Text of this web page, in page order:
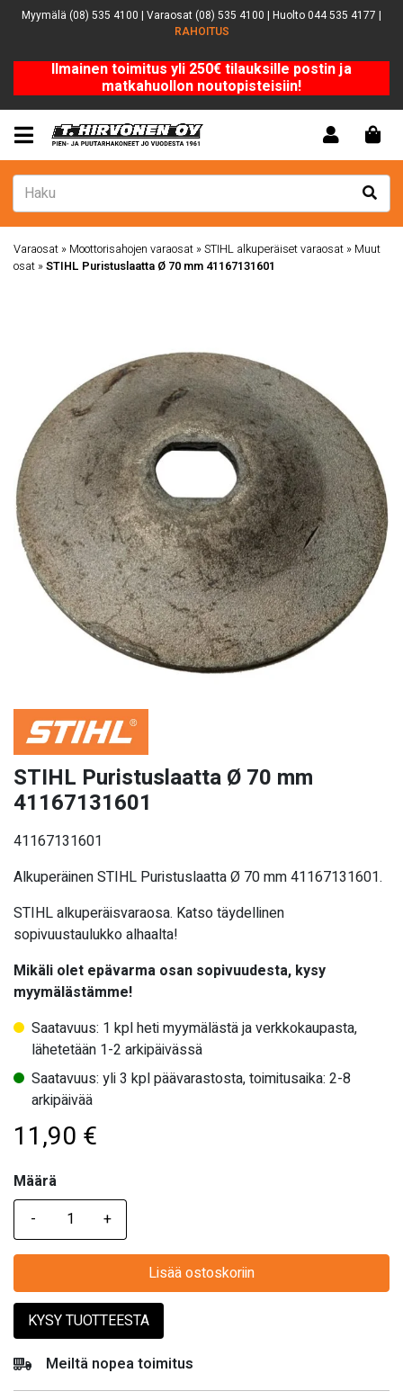
Myymälä (08) 535 4100 | Varaosat (08) 535 4100 | Huolto 044 535 4177 |
RAHOITUS
Ilmainen toimitus yli 250€ tilauksille postin ja
matkahuollon noutopisteisiin!
Varaosat » Moottorisahojen varaosat »STIHL alkuperäiset varaosat » Muut
osat »STIHL Puristuslaatta Ø 70 mm 41167131601
STIHL Puristuslaatta Ø 70 mm
41167131601
41167131601
Alkuperäinen STIHL Puristuslaatta Ø 70 mm 41167131601.
STIHL alkuperäisvaraosa. Katso täydellinen
sopivuustaulukko alhaalta!
Mikäli olet epävarma osan sopivuudesta, kysy
myymälästämme!
Saatavuus: 1 kpl heti myymälästä ja verkkokaupasta,
lähetetään 1-2 arkipäivässä
Saatavuus: yli 3 kpl päävarastosta, toimitusaika: 2-8
arkipäivää
11,90 €
Määrä
Määrä
Lisää ostoskoriin
KYSY TUOTTEESTA
Meiltä nopea toimitus